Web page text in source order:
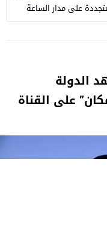
على مدار الساعة
الدولة
على القناة